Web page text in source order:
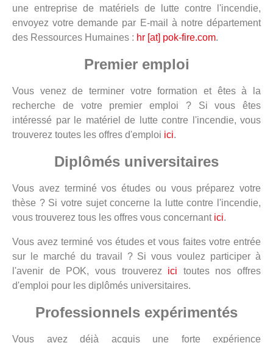
une entreprise de matériels de lutte contre l'incendie,
envoyez votre demande par E-mail à notre département
des Ressources Humaines : hr [at] pok-fire.com.
Premier emploi
Vous venez de terminer votre formation et êtes à la
recherche de votre premier emploi ? Si vous êtes
intéressé par le matériel de lutte contre l'incendie, vous
trouverez toutes les offres d'emploi ici.
Diplômés universitaires
Vous avez terminé vos études ou vous préparez votre
thèse ? Si votre sujet concerne la lutte contre l'incendie,
vous trouverez tous les offres vous concernant ici.
Vous avez terminé vos études et vous faites votre entrée
sur le marché du travail ? Si vous voulez participer à
l'avenir de POK, vous trouverez ici toutes nos offres
d'emploi pour les diplômés universitaires.
Professionnels expérimentés
Vous avez déjà acquis une forte expérience